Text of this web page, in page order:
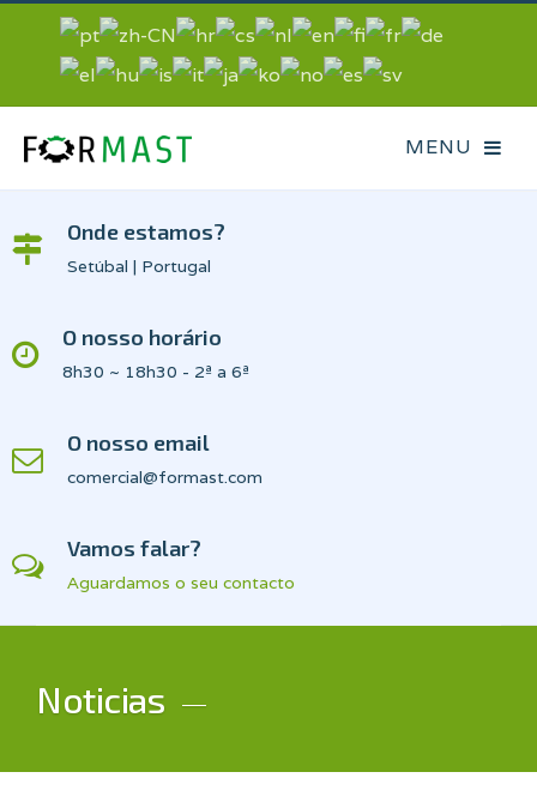
Onde estamos?
Setúbal | Portugal
O nosso horário
8h30 ~ 18h30 - 2ª a 6ª
O nosso email
comercial@formast.com
Vamos falar?
Aguardamos o seu contacto
Noticias